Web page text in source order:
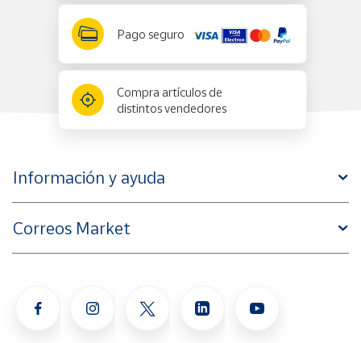
Pago seguro
Compra artículos de
distintos vendedores
Información y ayuda
Correos Market